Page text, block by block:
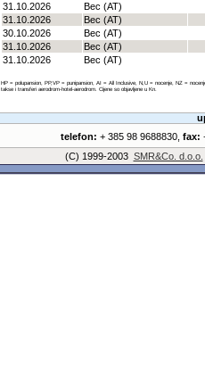
31.10.2026
Bec (AT)
31.10.2026
Bec (AT)
30.10.2026
Bec (AT)
31.10.2026
Bec (AT)
31.10.2026
Bec (AT)
HP = polupansion, PP,VP = punipansion, AI = All Inclusive, N,U = nocenje, NZ =
takse i transferi aerodrom-hotel-aerodrom. Cijene so objavljene u Kn.
telefon: + 385 98 9688830, fax:
(C) 1999-2003 SMR&Co. d.o.o.